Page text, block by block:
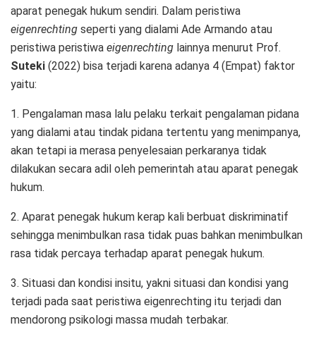
aparat penegak hukum sendiri. Dalam peristiwa
eigenrechting seperti yang dialami Ade Armando atau
peristiwa peristiwa eigenrechting lainnya menurut Prof.
Suteki (2022) bisa terjadi karena adanya 4 (Empat) faktor
yaitu:
1. Pengalaman masa lalu pelaku terkait pengalaman pidana
yang dialami atau tindak pidana tertentu yang menimpanya,
akan tetapi ia merasa penyelesaian perkaranya tidak
dilakukan secara adil oleh pemerintah atau aparat penegak
hukum.
2. Aparat penegak hukum kerap kali berbuat diskriminatif
sehingga menimbulkan rasa tidak puas bahkan menimbulkan
rasa tidak percaya terhadap aparat penegak hukum.
3. Situasi dan kondisi insitu, yakni situasi dan kondisi yang
terjadi pada saat peristiwa eigenrechting itu terjadi dan
mendorong psikologi massa mudah terbakar.